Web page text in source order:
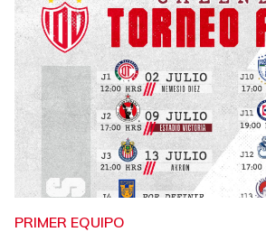
PRIMER EQUIPO